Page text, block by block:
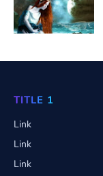
TITLE 1
Link
Link
Link